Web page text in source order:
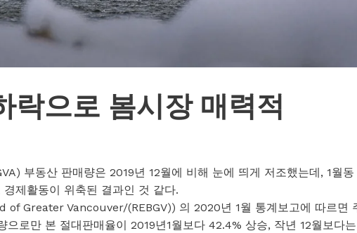
락으로 봄시장 매력적
부동산 판매량은 2019년 12월에 비해 눈에 띄게 저조했는데, 1월동
제활동이 위축된 결과인 것 같다.
of Greater Vancouver/(REBGV)) 의 2020년 1월 통계보고에 따르면
으로만 본 절대판매율이 2019년1월보다 42.4% 상승, 작년 12월보다는